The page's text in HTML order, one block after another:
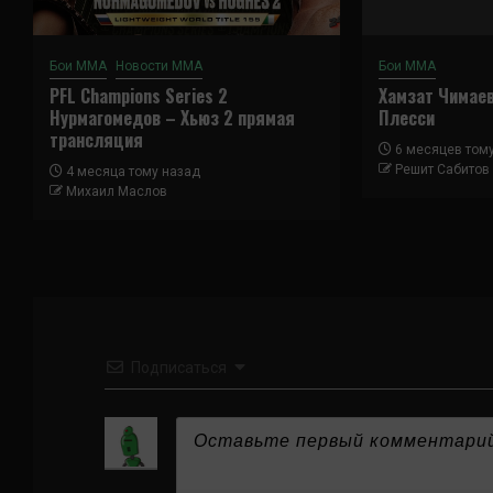
Бои ММА Новости ММА
PFL Champions Series 2
Нурмагомедов – Хьюз 2 прямая
трансляция
4 месяца тому назад
Михаил Маслов
Бои ММА
Хамзат
Плесси
6 месяцев
Решит Сабитов